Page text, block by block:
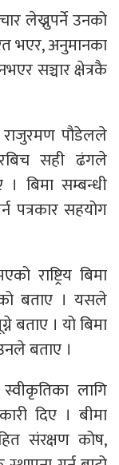
लेख्नुपर्ने उनको
भएर, अनुमानका
सञ्चार क्षेत्रकै
राजुरमण पौडेलले
सही ढंगले
बिमा सम्बन्धी
पत्रकार सहयोग
राष्ट्रिय बिमा
बताए । यसले
बताए । यो बिमा
बताए ।
लागि
दिए । बीमा
संरक्षण कोष,